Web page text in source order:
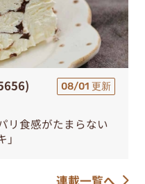
08/01 更新
リ食感がたまらない
連載一覧へ